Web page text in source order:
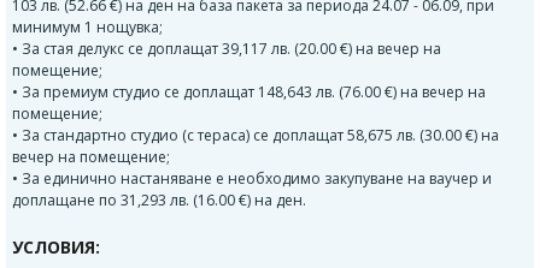
103 лв. (52.66 €) на ден на база пакета за периода 24.07 - 06.09, при
минимум 1 нощувка;
• За стая делукс се доплащат 39,117 лв. (20.00 €) на вечер на
помещение;
• За премиум студио се доплащат 148,643 лв. (76.00 €) на вечер на
помещение;
• За стандартно студио (с тераса) се доплащат 58,675 лв. (30.00 €) на
вечер на помещение;
• За единично настаняване е необходимо закупуване на ваучер и
доплащане по 31,293 лв. (16.00 €) на ден.
УСЛОВИЯ: